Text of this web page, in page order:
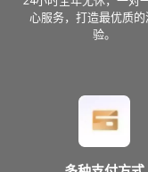
心服务，打造最优质的
验。